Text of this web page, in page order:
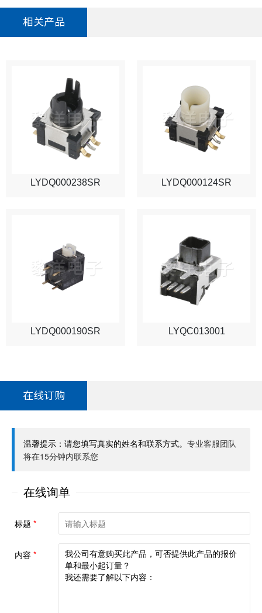
相关产品
LYDQ000238SR LYDQ000124SR
LYDQ000190SR LYQC013001
在线订购